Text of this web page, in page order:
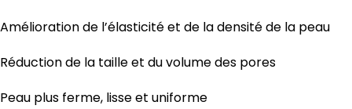
Amélioration de l’élasticité et de la densité de la peau
Réduction de la taille et du volume des pores
Peau plus ferme, lisse et uniforme